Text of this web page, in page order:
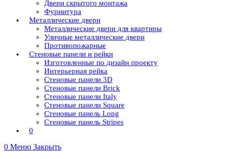
Двери скрытого монтажа
Фурнитура
Металлические двери
Металлические двери для квартиры
Уличные металлические двери
Противопожарные
Стеновые панели и рейки
Изготовленные по дизайн проекту
Интерьерная рейка
Стеновые панели 3D
Стеновые панели Brick
Стеновые панели Italy
Стеновые панели Square
Стеновые панель Long
Стеновые панель Stripes
0
0 Меню Закрыть